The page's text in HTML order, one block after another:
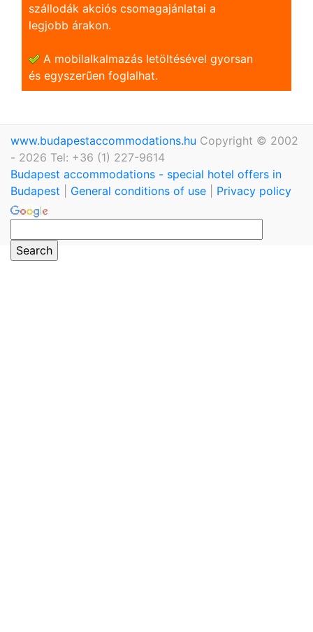
szállodák akciós csomagajánlatai a
legjobb árakon.
A mobilalkalmazás letöltésével gyorsan
és egyszerũen foglalhat.
www.budapestaccommodations.hu Copyright © 2002
- 2026 Tel: +36 (1) 227-9614
Budapest accommodations - special hotel offers in
Budapest
General conditions of use Privacy policy